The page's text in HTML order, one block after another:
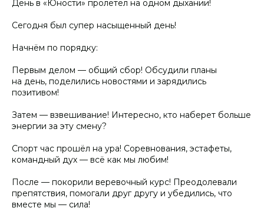
День в «Юности» пролетел на одном дыхании!
Сегодня был супер насыщенный день!
Начнём по порядку:
Первым делом — общий сбор! Обсудили планы
на день, поделились новостями и зарядились
позитивом!
Затем — взвешивание! Интересно, кто наберет больше
энергии за эту смену?
Спорт час прошёл на ура! Соревнования, эстафеты,
командный дух — всё как мы любим!
После — покорили веревочный курс! Преодолевали
препятствия, помогали друг другу и убедились, что
вместе мы — сила!